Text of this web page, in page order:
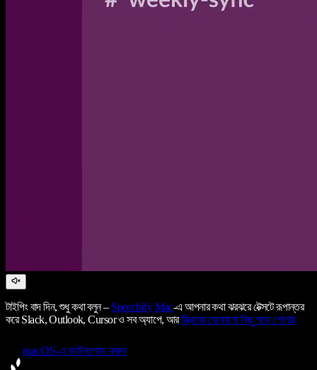
টাইপিং বাদ দিন, শুধু কথা বলুন – Speechify Mac-এ আপনার কথা ঝরঝরে টেক্সটে রূপান্তর
করে Slack, Outlook, Cursor ও সব অ্যাপে, আরস্ক্রিনের যেকোনো কিছু পড়ে শোনায়
macOS-এ ডাউনলোড করুন